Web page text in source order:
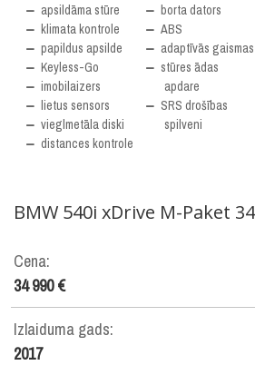
apsildāma stūre
klimata kontrole
papildus apsilde
Keyless-Go
imobilaizers
lietus sensors
vieglmetāla diski
distances kontrole
borta dators
ABS
adaptīvās gaismas
stūres ādas
apdare
SRS drošības
spilveni
BMW 540i xDrive M-Paket
Cena:
34 990 €
Izlaiduma gads:
2017